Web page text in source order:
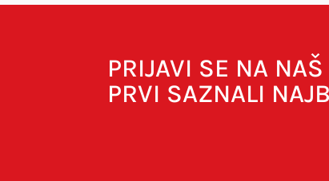
PRIJAVI SE NA
PRVI SAZNALI